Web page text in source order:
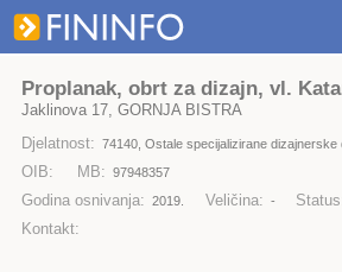
Proplanak, obrt za dizajn, vl.
Jaklinova 17, GORNJA BISTRA
Djelatnost: 74140, Ostale specijalizirane dizajnerske
OIB: MB: 97948357
Godina osnivanja: 2019. Veličina: -
Kontakt: